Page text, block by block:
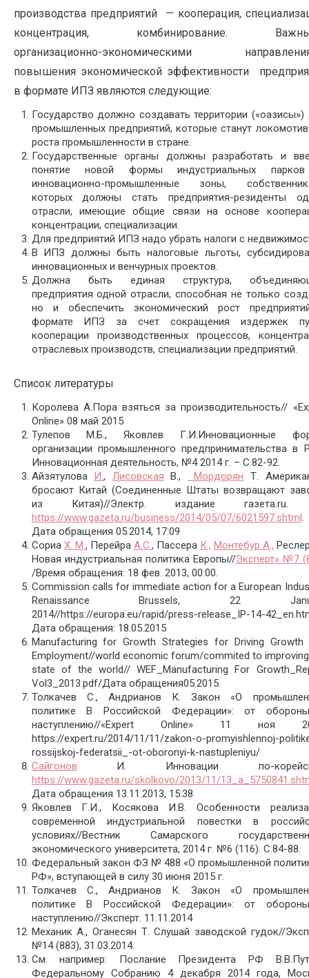
производства предприятий — кооперация,
концентрация, комбинирование.
организационно-экономическими
повышения экономической эффективности
в формате ИПЗ являются следующие:
Государство должно создавать территории («оазисы»)
промышленных предприятий, которые станут
роста промышленности в стране.
Государственные органы должны разработать и
понятие новой формы индустриальных
инновационно-промышленные зоны,
которых должны стать предприятия-резиденты
отрасли, имеющие общие связи на основе
концентрации, специализации.
Для предприятий ИПЗ надо убрать налоги с
В ИПЗ должны быть налоговые льготы,
инновационных и венчурных проектов.
Должна быть единая структура,
предприятия одной отрасли, способная не только
но и обеспечить экономический рост
формате ИПЗ за счет сокращения издержек
кооперации производственных процессов,
отраслевых производств, специализации предприятий.
Список литературы
Королева А.Пора взяться за производительность//
Online» 08 май 2015
Тулепов М.Б., Яковлев Г.И.Инновационные
организации промышленного предпринимательства в
Инновационная деятельность, №4 2014 г. – С.82-92.
Айзятулова И., Лисовская В., Мордорян Т.
бросают Китай (Соединенные Штаты возвращают
из Китая)//Электр. издание
https://www.gazeta.ru/business/2014/05/07/6021597.shtml.
Дата обращения 05.2014, 17:09
Сориа Х. М., Перейра А.С., Пассера К., Монтебур А.,
Новая индустриальная политика Европы//Эксперт» №7
/Время обращения: 18 фев. 2013, 00:00.
Commission calls for immediate action for a European
Renaissance Brussels, 22
2014//https://europa.eu/rapid/press-release_IP-14-
Дата обращения: 18.05.2015
Manufacturing for Growth Strategies for Driving Growth
Employment//world economic forum/commited to
state of the world// WEF_Manufacturing For
Vol3_2013.pdf/Дата обращения05.2015.
Толкачев С., Андрианов К. Закон «О
политике В Российской Федерации»: от
наступлению//«Expert Online» 11 ноя
https://expert.ru/2014/11/11/zakon-o-promyishlennoj-
rossijskoj-federatsii_-ot-oboronyi-k-nastupleniyu/
Сайгонов И. Инновации по-
https://www.gazeta.ru/skolkovo/2013/11/
Дата обращения 13.11.2013, 15:38
Яковлев Г.И., Косякова И.В. Особенности
современной индустриальной повестки в
условиях//Вестник Самарского
экономического университета, 2014 г. №6 (116). С.84-88.
Федеральный закон ФЗ № 488 «О промышленной
РФ», вступающей в силу 30 июня 2015 г.
Толкачев С., Андрианов К. Закон «О
политике В Российской Федерации»: от
наступлению//Эксперт. 11.11.2014
Механик А., Оганесян Т. Слушай заводской гудок//
№14 (883), 31.03.2014.
См. например: Послание Президента РФ
Федеральному Собранию 4 декабря 2014 года,